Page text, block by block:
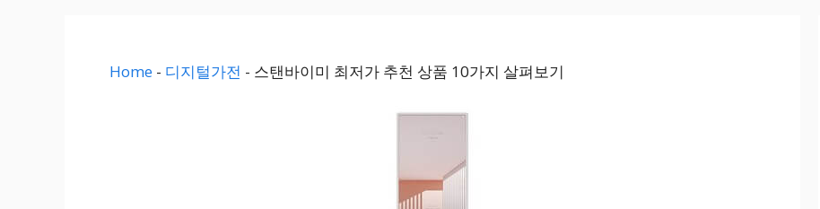
Home - 디지털가전 - 스탠바이미 최저가 추천 상품 10가지 살펴보기